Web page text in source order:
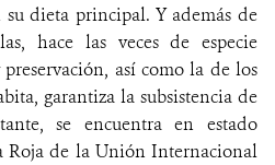
dieta principal. Y además de
hace las veces de especie
así como la de los
garantiza la subsistencia de
se encuentra en estado
Roja de la Unión Internacional